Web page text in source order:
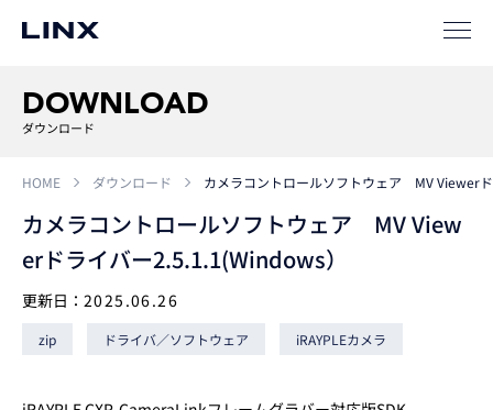
事例
SIパートナー
企業 EN
DOWNLOAD
ダウンロード
HOME ダウンロード カメラコントロールソフトウェア MV Viewer
カメラコントロールソフトウェア MV View
erドライバー2.5.1.1(Windows）
更新日： 2025.06.26
zip ドライバ／ソフトウェア iRAYPLEカメラ